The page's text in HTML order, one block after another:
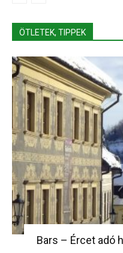
ÖTLETEK, TIPPEK
Bars – Ércet adó